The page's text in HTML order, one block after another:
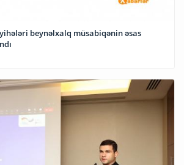
beynəlxalq müsabiqənin əsas